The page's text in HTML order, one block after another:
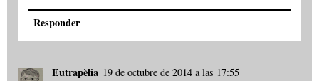
Responder
Eutrapèlia 19 de octubre de 2014 a las 17:55